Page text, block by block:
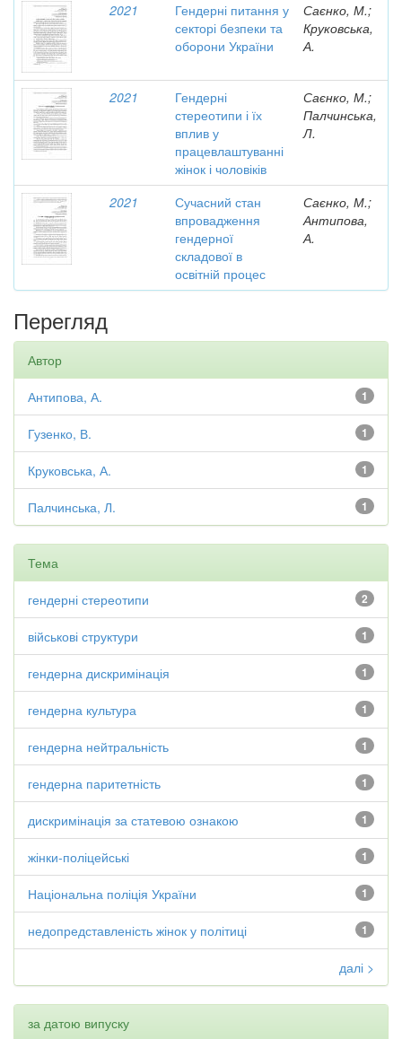
2021
Гендерні питання у
секторі безпеки та
оборони України
Саєнко, М.;
Круковська,
А.
2021
Гендерні
стереотипи і їх
вплив у
працевлаштуванні
жінок і чоловіків
Саєнко, М.;
Палчинська,
Л.
2021
Сучасний стан
впровадження
гендерної
складової в
освітній процес
Саєнко, М.;
Антипова,
А.
Перегляд
Автор
1
Антипова, А.
1
Гузенко, В.
1
Круковська, А.
1
Палчинська, Л.
Тема
2
гендерні стереотипи
1
військові структури
1
гендерна дискримінація
1
гендерна культура
1
гендерна нейтральність
1
гендерна паритетність
1
дискримінація за статевою ознакою
1
жінки-поліцейські
1
Національна поліція України
1
недопредставленість жінок у політиці
далі >
за датою випуску